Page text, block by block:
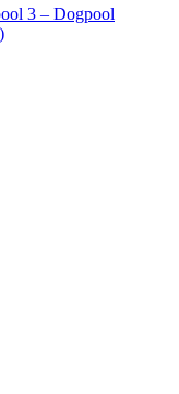
3 – Dogpool